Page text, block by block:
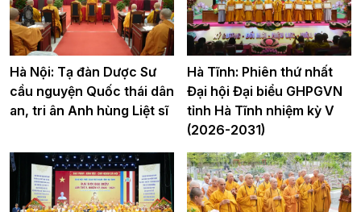
Hà Nội: Tạ đàn Dược Sư
cầu nguyện Quốc thái dân
an, tri ân Anh hùng Liệt sĩ
Hà Tĩnh: Phiên thứ nhất
Đại hội Đại biểu GHPGVN
tỉnh Hà Tĩnh nhiệm kỳ V
(2026-2031)